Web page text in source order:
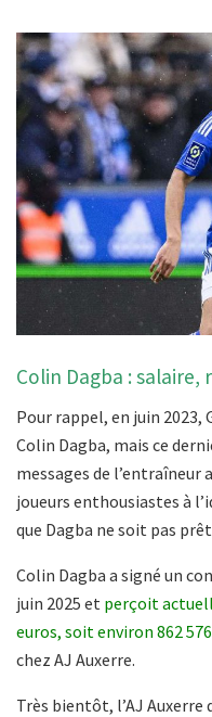
Colin Dagba :
Pour rappel, en juin
Colin Dagba, mais ce
messages de l’entraîneur
joueurs enthousiastes à
que Dagba ne soit pas
Colin Dagba a signé un
juin 2025 et perçoit
euros, soit environ 862 576
chez AJ Auxerre.
Très bientôt, l’AJ